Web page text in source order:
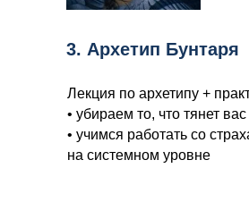
3. Архетип Бунтаря
Лекция по архетипу +
• убираем то, что тянет
• учимся работать со
на системном уровне